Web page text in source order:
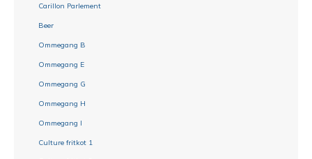
Carillon Parlement
Beer
Ommegang B
Ommegang E
Ommegang G
Ommegang H
Ommegang I
Culture fritkot 1